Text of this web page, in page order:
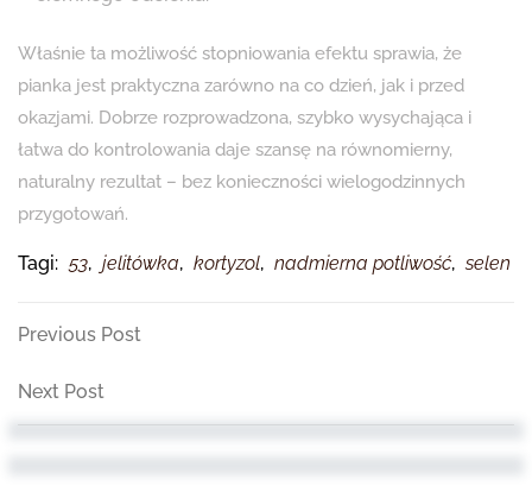
Właśnie ta możliwość stopniowania efektu sprawia, że
pianka jest praktyczna zarówno na co dzień, jak i przed
okazjami. Dobrze rozprowadzona, szybko wysychająca i
łatwa do kontrolowania daje szansę na równomierny,
naturalny rezultat – bez konieczności wielogodzinnych
przygotowań.
Tagi: 53, jelitówka, kortyzol, nadmierna potliwość, selen
Nawigacja
wpisu
Previous
Previous Post
Next
Post
Next Post